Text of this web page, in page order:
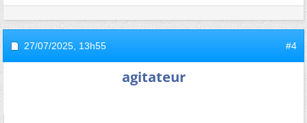
27/07/2025, 13h55 #4
agitateur